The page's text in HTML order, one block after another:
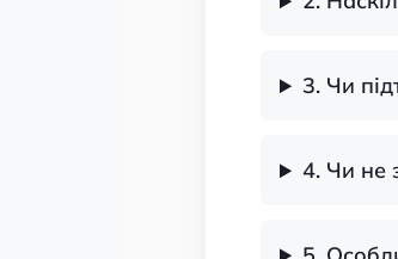
3. Чи
4. Чи не